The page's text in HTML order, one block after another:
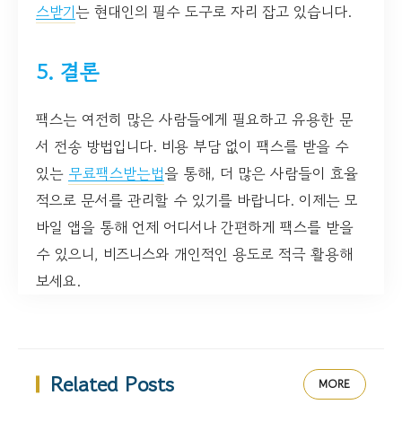
스받기는 현대인의 필수 도구로 자리 잡고 있습니다.
5. 결론
팩스는 여전히 많은 사람들에게 필요하고 유용한 문
서 전송 방법입니다. 비용 부담 없이 팩스를 받을 수
있는 무료팩스받는법을 통해, 더 많은 사람들이 효율
적으로 문서를 관리할 수 있기를 바랍니다. 이제는 모
바일 앱을 통해 언제 어디서나 간편하게 팩스를 받을
수 있으니, 비즈니스와 개인적인 용도로 적극 활용해
보세요.
Related Posts MORE